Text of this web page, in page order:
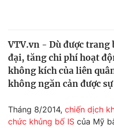
Thế giới
Tin tức
Thế giới đó đây
Câu chuyện quốc tế
Kinh tế
Thị trường
Dữ liệu và đời sống
VTV.vn - Dù được trang
đại, tăng chi phí hoạt
không kích của liên
không ngăn cản được
Tháng 8/2014, chiến dịch
chức khủng bố IS của Mỹ